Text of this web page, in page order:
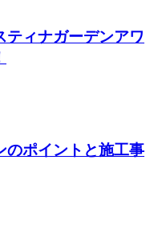
ティナガーデンアワ
のポイントと施工事